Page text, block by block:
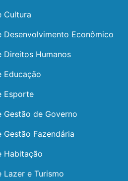
Cultura
Desenvolvimento Econômico
Direitos Humanos
Educação
Esporte
Gestão de Governo
Fazendária
Habitação
Lazer e Turismo